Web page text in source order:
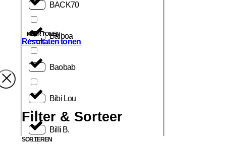
BACK70
Balboa
Baobab
Bibi Lou
Billi B.
MEER TONEN
Resultaten tonen
Filter & Sorteer
SORTEREN